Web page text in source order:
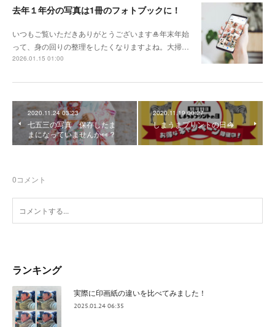
去年１年分の写真は1冊のフォトブックに！
いつもご覧いただきありがとうございます🎍年末年始
って、身の回りの整理をしたくなりますよね。大掃…
2026.01.15 01:00
2020.11.24 03:23
七五三の写真 保存したま
まになっていませんか👀？
2020.11.19 00:27
しまうまプリントの日🦓
0コメント
ランキング
実際に印画紙の違いを比べてみました！
2025.01.24 06:35